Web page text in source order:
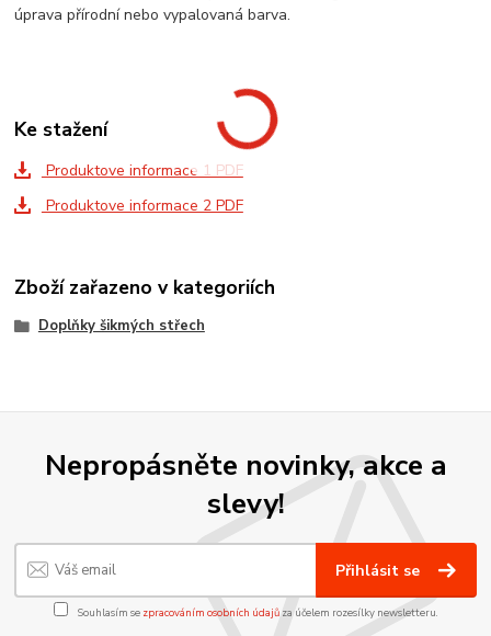
úprava přírodní nebo vypalovaná barva.
Ke stažení
Produktove informace 1 PDF
Produktove informace 2 PDF
Zboží zařazeno v kategoriích
Doplňky šikmých střech
Nepropásněte novinky, akce a
slevy!
Přihlásit se
Souhlasím se zpracováním osobních údajůza účelem rozesílky newsletteru.